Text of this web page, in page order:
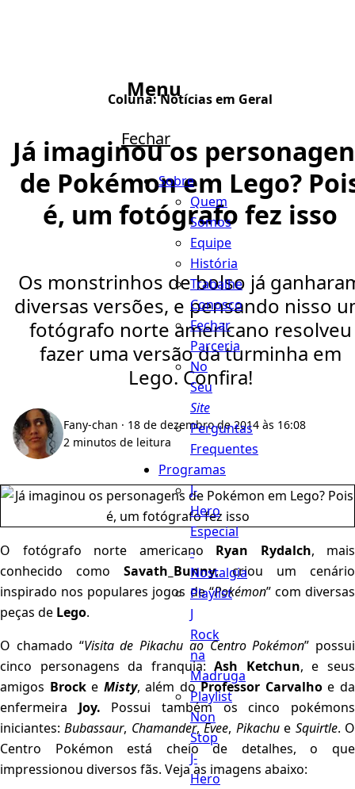
Menu
Fechar
Sobre
Quem
Somos
Equipe
História
Trabalhe
Conosco
Fechar
Parceria
No
Seu
Site
Perguntas
Frequentes
Programas
J-
Hero
Especial
-
Nostalgia
Playlist
J
Rock
na
Madruga
Playlist
Non
Stop
J-
Hero
Coluna:Notícias em Geral
Já imaginou os
de Pokémon em Lego?
é, um fotógrafo fez isso
Os monstrinhos de bolso já
diversas versões, e pensando nisso
fotógrafo norte americano resolveu
fazer uma versão da turminha em
Lego. Confira!
Fany-chan · 18 de dezembro de 2014 às 16:08
2 minutos de leitura
O fotógrafo norte americano Ryan Rydalch, mais
conhecido como Savath_Bunny, criou um cenário
inspirado nos populares jogos de “Pokémon” com diversas
peças de Lego.
O chamado “Visita de Pikachu ao Centro Pokémon” possui
cinco personagens da franquia:Ash Ketchun, e seus
amigos Brocke Misty, além doProfessor Carvalhoe da
enfermeira Joy. Possui também os cinco pokémons
iniciantes:Bubassaur, Chamander,Evee, Pikachue Squirtle. O
Centro Pokémon está cheio de detalhes, o que
impressionou diversos fãs. Veja as imagens abaixo: